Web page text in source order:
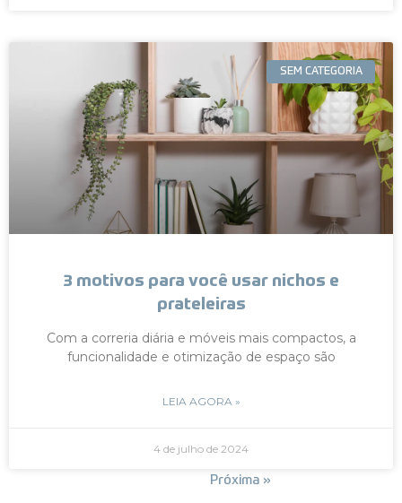
SEM CATEGORIA
3 motivos para você usar nichos e
prateleiras
Com a correria diária e móveis mais compactos, a
funcionalidade e otimização de espaço são
LEIA AGORA »
4 de julho de 2024
Próxima »